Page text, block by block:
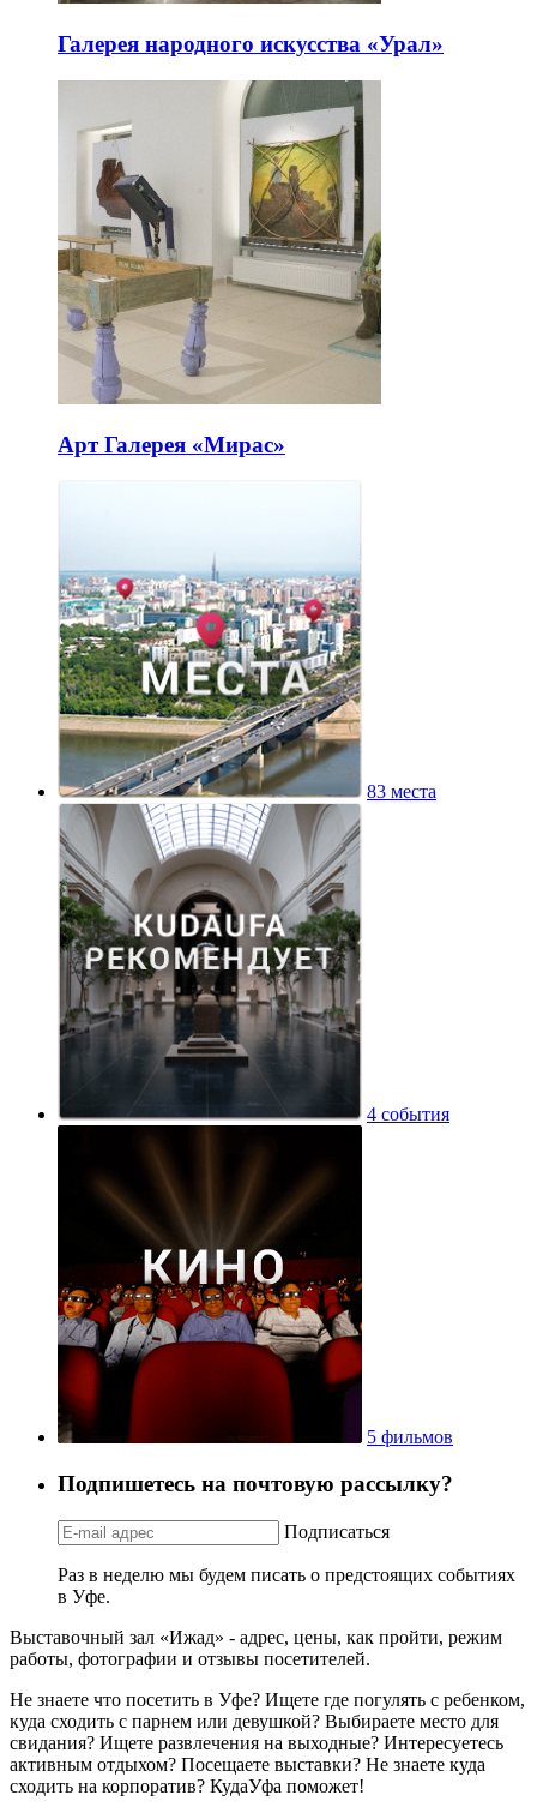
Галерея народного искусства «Урал»
Арт Галерея «Мирас»
83 места
4 события
5 фильмов
Подпишетесь на почтовую рассылку?
Подписаться
Раз в неделю мы будем писать о предстоящих событиях
в Уфе.
Выставочный зал «Ижад» - адрес, цены, как пройти, режим
работы, фотографии и отзывы посетителей.
Не знаете что посетить в Уфе? Ищете где погулять с ребенком,
куда сходить с парнем или девушкой? Выбираете место для
свидания? Ищете развлечения на выходные? Интересуетесь
активным отдыхом? Посещаете выставки? Не знаете куда
сходить на корпоратив? КудаУфа поможет!